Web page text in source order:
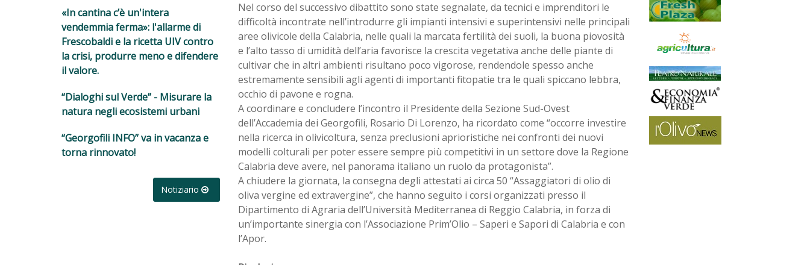
«In cantina c’è un'intera
vendemmia ferma»: l'allarme di
Frescobaldi e la ricetta UIV contro
la crisi, produrre meno e difendere
il valore.
“Dialoghi sul Verde” - Misurare la
natura negli ecosistemi urbani
“Georgofili INFO” va in vacanza e
torna rinnovato!
Notiziario
Nel corso del successivo dibattito sono state segnalate, da tecnici e imprenditori le
difficoltà incontrate nell’introdurre gli impianti intensivi e superintensivi nelle principali
aree olivicole della Calabria, nelle quali la marcata fertilità dei suoli, la buona piovosità
e l’alto tasso di umidità dell’aria favorisce la crescita vegetativa anche delle piante di
cultivar che in altri ambienti risultano poco vigorose, rendendole spesso anche
estremamente sensibili agli agenti di importanti fitopatie tra le quali spiccano lebbra,
occhio di pavone e rogna.
A coordinare e concludere l’incontro il Presidente della Sezione Sud-Ovest
dell’Accademia dei Georgofili, Rosario Di Lorenzo, ha ricordato come “occorre investire
nella ricerca in olivicoltura, senza preclusioni aprioristiche nei confronti dei nuovi
modelli colturali per poter essere sempre più competitivi in un settore dove la Regione
Calabria deve avere, nel panorama italiano un ruolo da protagonista”.
A chiudere la giornata, la consegna degli attestati ai circa 50 “Assaggiatori di olio di
oliva vergine ed extravergine”, che hanno seguito i corsi organizzati presso il
Dipartimento di Agraria dell’Università Mediterranea di Reggio Calabria, in forza di
un’importante sinergia con l’Associazione Prim’Olio – Saperi e Sapori di Calabria e con
l’Apor.